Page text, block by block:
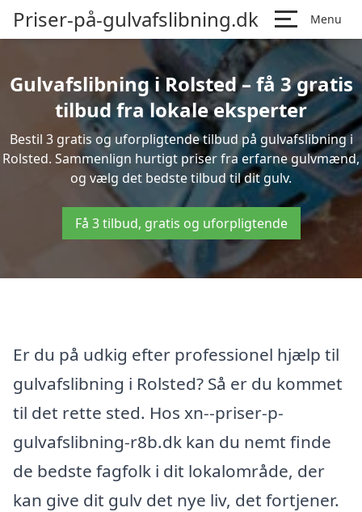
Priser-på-gulvafslibning.dk Menu
Gulvafslibning i Rolsted – få 3 gratis
tilbud fra lokale eksperter
Bestil 3 gratis og uforpligtende tilbud på gulvafslibning i
Rolsted. Sammenlign hurtigt priser fra erfarne gulvmænd,
og vælg det bedste tilbud til dit gulv.
Få 3 tilbud, gratis og uforpligtende
Er du på udkig efter professionel hjælp til
gulvafslibning i Rolsted? Så er du kommet
til det rette sted. Hos xn--priser-p-
gulvafslibning-r8b.dk kan du nemt finde
de bedste fagfolk i dit lokalområde, der
kan give dit gulv det nye liv, det fortjener.